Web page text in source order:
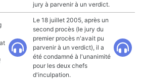
jury à parvenir à un verdict.
Le 18 juillet 2005, après un
second procès (le jury du
premier procès n'avait pu
parvenir à un verdict), il a
été condamné à l'unanimité
pour les deux chefs
d'inculpation.